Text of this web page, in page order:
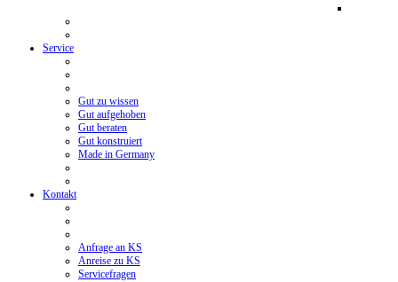
Service
Gut zu wissen
Gut aufgehoben
Gut beraten
Gut konstruiert
Made in Germany
Kontakt
Anfrage an KS
Anreise zu KS
Servicefragen